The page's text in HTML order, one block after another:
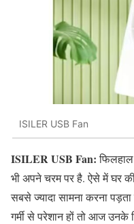
ISILER USB Fan
ISILER USB Fan:फिलहाल
भी अपने चरम पर है. ऐसे में घर
सबसे ज्यादा सामना करना
गर्मी से परेशान हों तो आज